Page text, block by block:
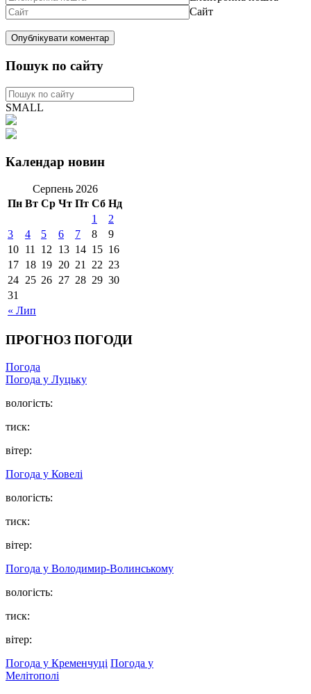
Сайт
Пошук по сайту
SMALL
Календар новин
Серпень 2026
Пн Вт Ср Чт Пт Сб Нд
« Лип
1
2
3
4 5 6 7 8
9
10 11 12 13 14 15 16
17 18 19 20 21 22 23
24 25 26 27 28 29 30
31
ПРОГНОЗ ПОГОДИ
Погода
Погода у Луцьку
вологість:
тиск:
вітер:
Погода у Ковелі
вологість:
тиск:
вітер:
Погода у Володимир-Волинському
вологість:
тиск:
вітер:
Погода у Кременчуці Погода у
Мелітополі